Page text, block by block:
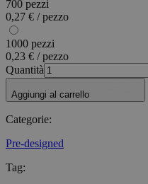
700 pezzi
0,27 € / pezzo
1000 pezzi
0,23 € / pezzo
Quantità
Aggiungi al carrello
Categorie:
Pre-designed
Tag: